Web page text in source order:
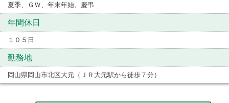
夏季、ＧＷ、年末年始、慶弔
年間休日
１０５日
勤務地
岡山県岡山市北区大元（ＪＲ大元駅から徒歩７分）